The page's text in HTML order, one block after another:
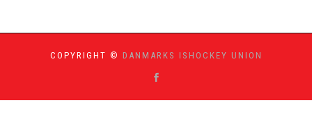
COPYRIGHT © DANMARKS ISHOCKEY UNION